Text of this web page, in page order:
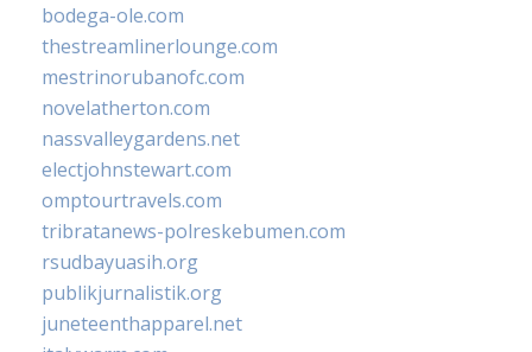
bodega-ole.com
thestreamlinerlounge.com
mestrinorubanofc.com
novelatherton.com
nassvalleygardens.net
electjohnstewart.com
omptourtravels.com
tribratanews-polreskebumen.com
rsudbayuasih.org
publikjurnalistik.org
juneteenthapparel.net